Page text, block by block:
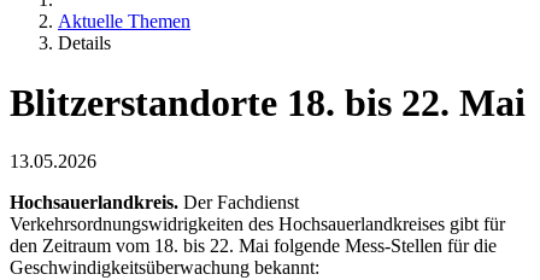
Aktuelle Themen
Details
Blitzerstandorte 18. bis 22. Mai
13.05.2026
Hochsauerlandkreis. Der Fachdienst
Verkehrsordnungswidrigkeiten des Hochsauerlandkreises gibt für
den Zeitraum vom 18. bis 22. Mai folgende Mess-Stellen für die
Geschwindigkeitsüberwachung bekannt: